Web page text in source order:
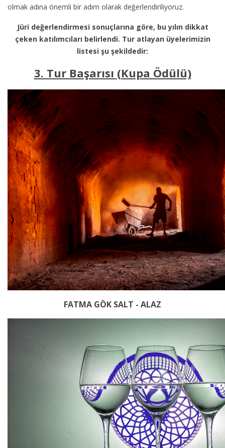
olmak adına önemli bir adım olarak değerlendiriliyoruz.
Jüri değerlendirmesi sonuçlarına göre, bu yılın dikkat
çeken katılımcıları belirlendi. Tur atlayan üyelerimizin
listesi şu şekildedir:
3. Tur Başarısı (Kupa Ödülü)
FATMA GÖK SALT - ALAZ